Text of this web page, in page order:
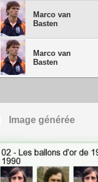
Marco van
Basten
Marco van
Basten
Image générée